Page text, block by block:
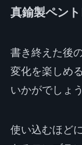
真鍮製ペント
書き終えた後
変化を楽しめ
いかがでしょう
使い込むほど